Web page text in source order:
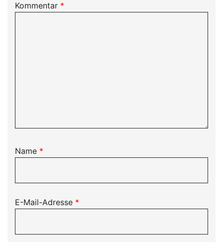
Kommentar *
Name *
E-Mail-Adresse *